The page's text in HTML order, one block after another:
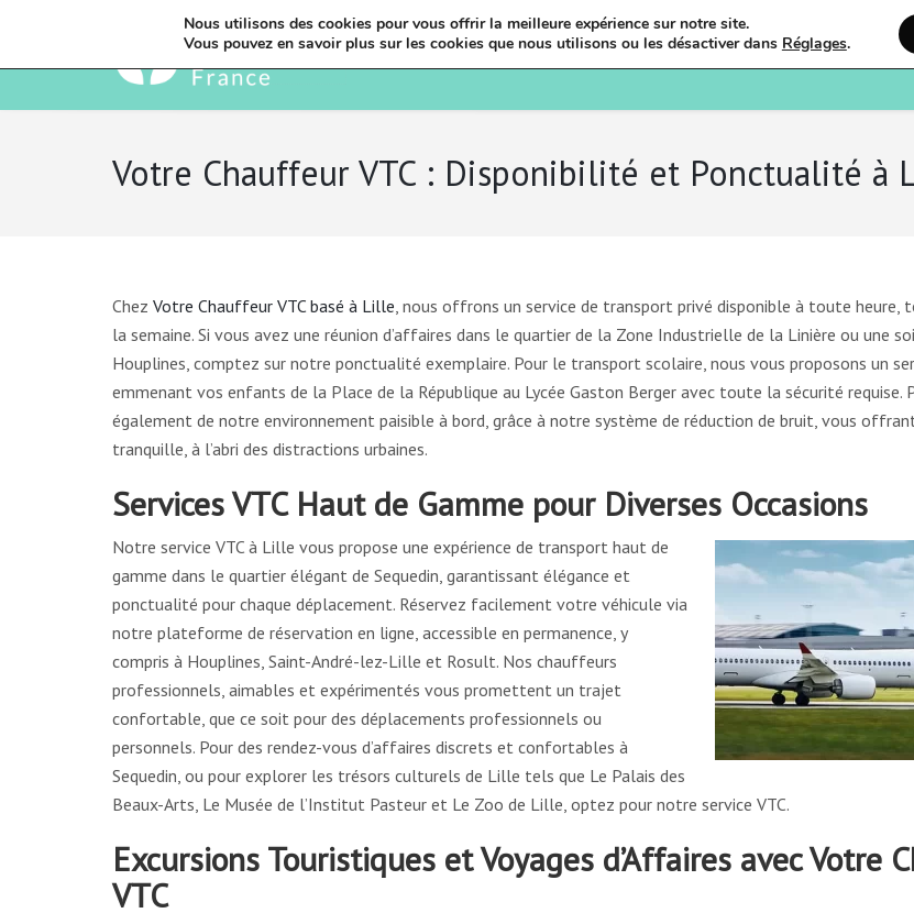
Bienvenue
Votre Chauffeur VTC : Disponibilité et Ponctualité à
Chez Votre Chauffeur VTC basé à Lille, nous offrons un service de transport privé disponible à toute heure,
la semaine. Si vous avez une réunion d’affaires dans le quartier de la Zone Industrielle de la Linière ou une
Houplines, comptez sur notre ponctualité exemplaire. Pour le transport scolaire, nous vous proposons un
emmenant vos enfants de la Place de la République au Lycée Gaston Berger avec toute la sécurité requise.
également de notre environnement paisible à bord, grâce à notre système de réduction de bruit, vous
tranquille, à l’abri des distractions urbaines.
Services VTC Haut de Gamme pour Diverses Occasions
Notre service VTC à Lille vous propose une expérience de transport haut de
gamme dans le quartier élégant de Sequedin, garantissant élégance et
ponctualité pour chaque déplacement. Réservez facilement votre véhicule via
notre plateforme de réservation en ligne, accessible en permanence, y
compris à Houplines, Saint-André-lez-Lille et Rosult. Nos chauffeurs
professionnels, aimables et expérimentés vous promettent un trajet
confortable, que ce soit pour des déplacements professionnels ou
personnels. Pour des rendez-vous d’affaires discrets et confortables à
Sequedin, ou pour explorer les trésors culturels de Lille tels que Le Palais des
Beaux-Arts, Le Musée de l’Institut Pasteur et Le Zoo de Lille, optez pour notre service VTC.
Excursions Touristiques et Voyages d’Affaires avec Votre
VTC
Nous utilisons des cookies pour vous offrir la meilleure expérience sur notre site.
Vous pouvez en savoir plus sur les cookies que nous utilisons ou les désactiver dans Réglages.